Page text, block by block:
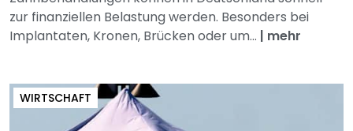
zur finanziellen Belastung werden. Besonders bei
Implantaten, Kronen, Brücken oder um... | mehr
WIRTSCHAFT